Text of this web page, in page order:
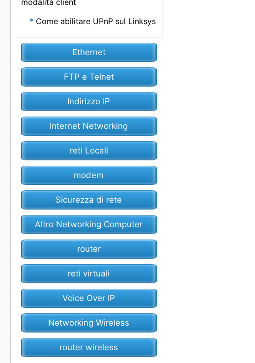
modalità client
Come abilitare UPnP sul Linksys
Ethernet
FTP e Telnet
Indirizzo IP
Internet Networking
reti Locali
modem
Sicurezza di rete
Altro Networking Computer
router
reti virtuali
Voice Over IP
Networking Wireless
router wireless